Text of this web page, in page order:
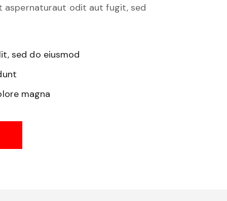
aspernaturaut odit aut fugit, sed
sed do eiusmod
magna